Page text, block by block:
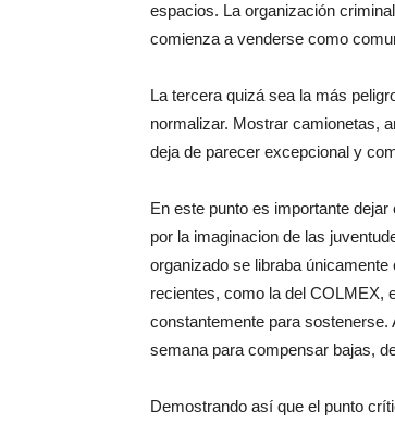
espacios. La organización
comienza a venderse como
La tercera quizá sea la más
normalizar. Mostrar camionetas,
deja de parecer excepcional y
En este punto es importante
por la imaginacion de las
organizado se libraba
recientes, como la del COLMEX,
constantemente para
semana para compensar bajas,
Demostrando así que el punto